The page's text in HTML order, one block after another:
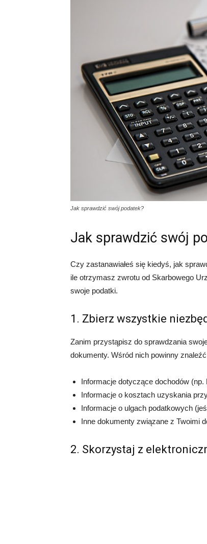
Jak sprawdzić swój podatek?
Jak sprawdzić swój
Czy zastanawiałeś się kiedyś, jak
ile otrzymasz zwrotu od Skarbowego
swoje podatki.
1. Zbierz wszystkie
Zanim przystąpisz do sprawdzania
dokumenty. Wśród nich powinny
Informacje dotyczące dochodów (np.
Informacje o kosztach uzyskania
Informacje o ulgach podatkowych
Inne dokumenty związane z Twoimi
2. Skorzystaj z